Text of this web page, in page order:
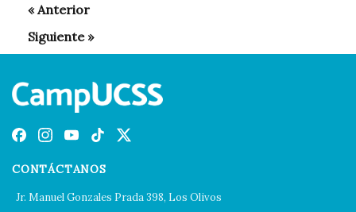
CONTÁCTANOS
Jr. Manuel Gonzales Prada 398, Los Olivos